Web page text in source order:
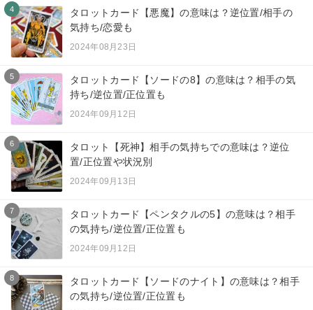
4
タロットカード【悪魔】の意味は？逆位置/相手の
気持ち/恋愛も
2024年08月23日
5
タロットカード【ソードの8】の意味は？相手の気
持ち/逆位置/正位置も
2024年09月12日
6
タロット【死神】相手の気持ちでの意味は？逆位
置/正位置や状況別
2024年09月13日
7
タロットカード【ペンタクルの5】の意味は？相手
の気持ち/逆位置/正位置も
2024年09月12日
8
タロットカード【ソードのナイト】の意味は？相手
の気持ち/逆位置/正位置も